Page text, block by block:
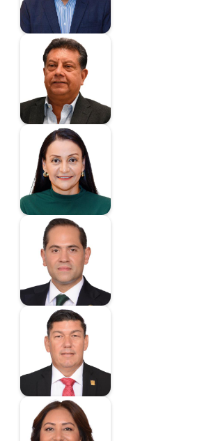
Bautista Villegas
Oscar
Diputado
Benavides Cobos
Gabriela
Diputada
Bolaños-Cacho Cué
Raúl
Diputado
Braña Mojica José
Diputado
Cabrera Lagunas Ma.
del Carmen